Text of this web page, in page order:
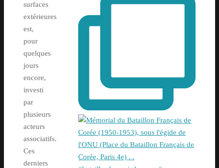
surfaces
extérieures
est,
pour
quelques
jours
encore,
investi
par
plusieurs
acteurs
associatifs.
Ces
derniers